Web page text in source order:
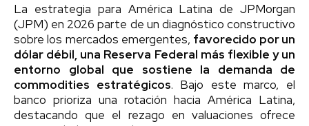
La estrategia para América Latina de JPMorgan
(JPM) en 2026 parte de un diagnóstico constructivo
sobre los mercados emergentes, favorecido por un
dólar débil, una Reserva Federal más flexible y un
entorno global que sostiene la demanda de
commodities estratégicos. Bajo este marco, el
banco prioriza una rotación hacia América Latina,
destacando que el rezago en valuaciones ofrece